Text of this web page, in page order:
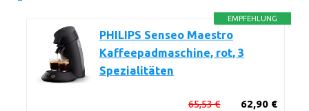
EMPFEHLUNG
PHILIPS Senseo Maestro
Kaffeepadmaschine, rot, 3
Spezialitäten
62,90 €
65,53 €